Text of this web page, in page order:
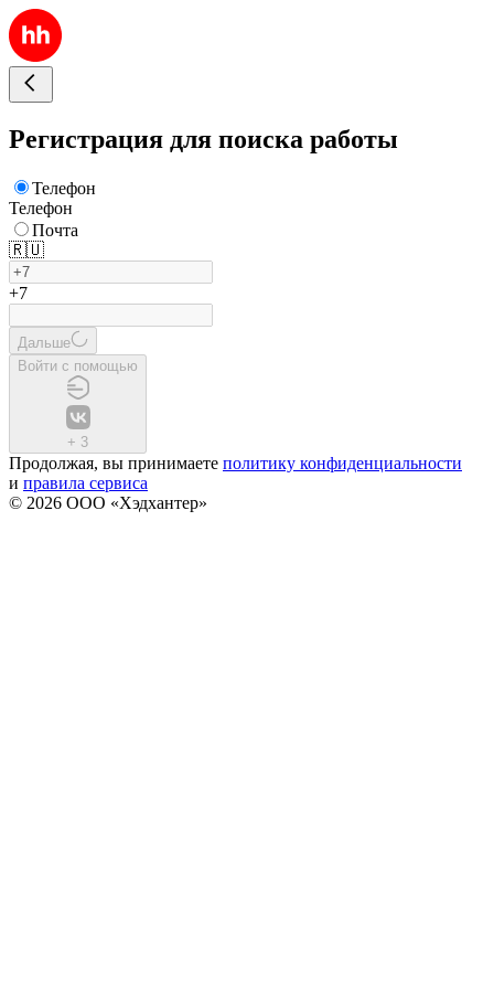
Регистрация для поиска работы
Телефон
Телефон
Почта
🇷🇺
+7
Дальше
Войти с помощью
+ 3
Продолжая, вы принимаете политику конфиденциальности
и правила сервиса
© 2026 ООО «Хэдхантер»